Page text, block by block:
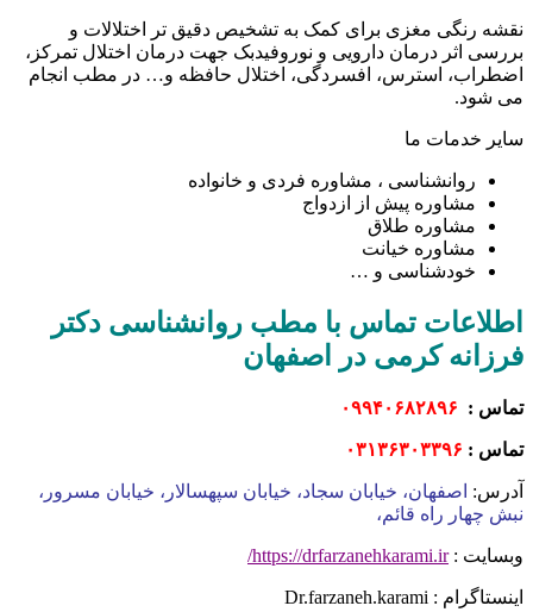
نقشه رنگی مغزی برای کمک به تشخیص دقیق تر اختلالات و
بررسی اثر درمان دارویی و نوروفیدبک جهت درمان اختلال تمرکز،
اضطراب، استرس، افسردگی، اختلال حافظه و… در مطب انجام
می شود.
سایر خدمات ما
روانشناسی ، مشاوره فردی و خانواده
مشاوره پیش از ازدواج
مشاوره طلاق
مشاوره خیانت
خودشناسی و …
اطلاعات تماس با مطب روانشناسی دکتر
فرزانه کرمی در اصفهان
تماس : ۰۹۹۴۰۶۸۲۸۹۶
تماس : ۰۳۱۳۶۳۰۳۳۹۶
آدرس: اصفهان، خیابان سجاد، خیابان سپهسالار، خیابان مسرور،
نبش چهار راه قائم،
وبسایت : https://drfarzanehkarami.ir/
اینستاگرام : Dr.farzaneh.karami